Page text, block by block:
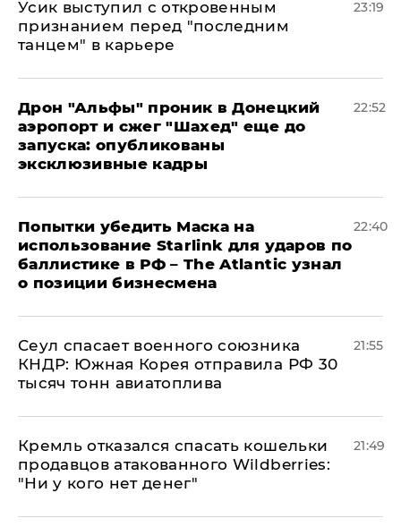
Усик выступил с откровенным
признанием перед "последним
танцем" в карьере
23:19
Дрон "Альфы" проник в Донецкий
аэропорт и сжег "Шахед" еще до
запуска: опубликованы
эксклюзивные кадры
22:52
Попытки убедить Маска на
использование Starlink для ударов по
баллистике в РФ – The Atlantic узнал
о позиции бизнесмена
22:40
​Сеул спасает военного союзника
КНДР: Южная Корея отправила РФ 30
тысяч тонн авиатоплива
21:55
Кремль отказался спасать кошельки
продавцов атакованного Wildberries:
"Ни у кого нет денег"
21:49